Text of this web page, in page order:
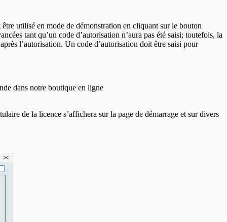
utilisé en mode de démonstration en cliquant sur le bouton
tant qu’un code d’autorisation n’aura pas été saisi; toutefois, la
l’autorisation. Un code d’autorisation doit être saisi pour
dans notre boutique en ligne
de la licence s’affichera sur la page de démarrage et sur divers